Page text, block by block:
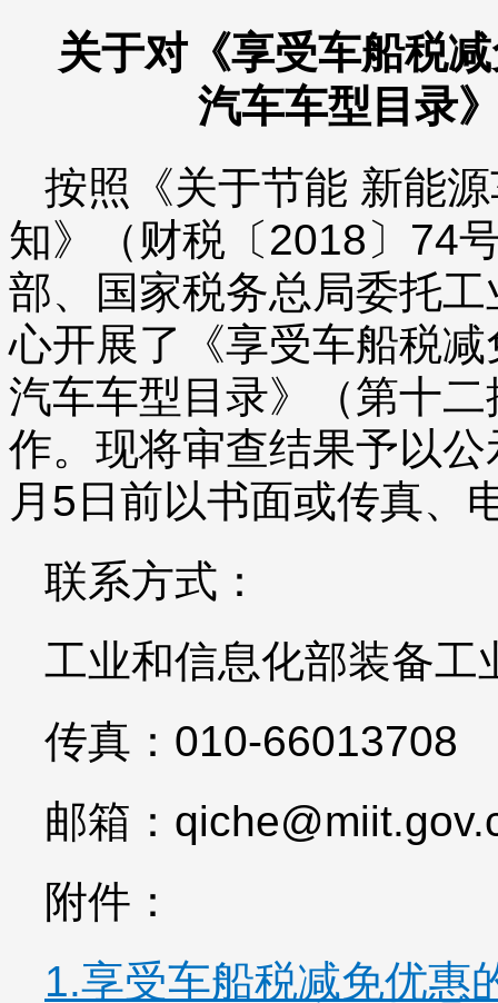
关于对《享受车船税
汽车车型目录
按照《关于节能 新能
知》（财税〔2018〕74
部、国家税务总局委托
心开展了《享受车船税
汽车车型目录》（第十
作。现将审查结果予以
月5日前以书面或传真、
联系方式：
工业和信息化部装备工
传真：010-66013708
邮箱：
附件：
1.享受车船税减免优惠